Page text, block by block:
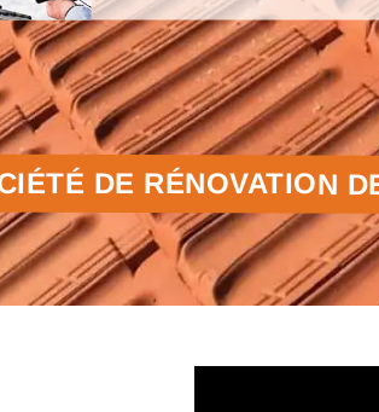
DE RÉNOVATION